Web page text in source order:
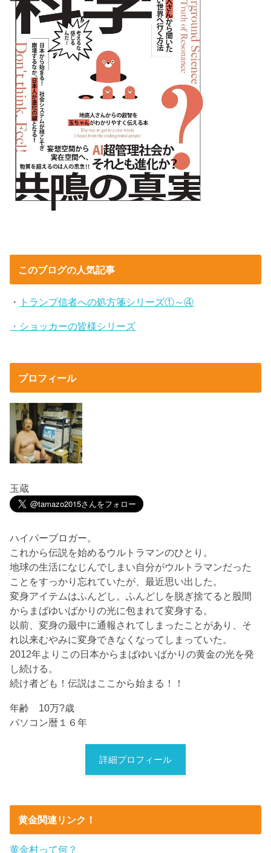
このブログの人気記事
・ トランプ信者への処方箋シリーズ①～④
・ショッカーの皆様シリーズ
プロフィール
玉蔵
ハイパーブロガー。
これから伝説を始めるウルトラマンのひとり。
地球の生活になじんでしまい自分がウルトラマンだった
ことをすっかり忘れていたが、最近思い出した。
変身アイテムはふんどし。ふんどしを脱ぎ捨てると股間
からまばゆいばかりの光に包まれて変身する。
以前、変身の最中に通報されてしまったことがあり、そ
れ以来むやみに変身できなくなってしまっていた。
2012年よりこの日本からまばゆいばかりの黄金の光を発
し続ける。
続け者ども！伝説はここから始まる！！
年齢 10万?歳
パソコン暦１６年
詳細プロフィール
黄金関連リンク！
黄金村って何？